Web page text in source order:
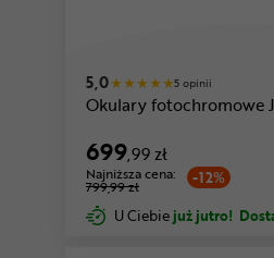
5,0 5 opinii
Okulary fotochromowe
699,99 zł
-12%
Najniższa cena:
799,99 zł
U Ciebie już jutro!